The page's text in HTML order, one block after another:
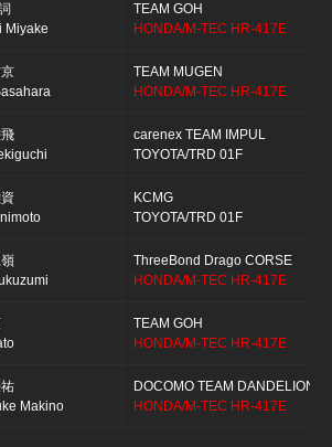
Miyake
TEAM GOH
HONDA/M-TEC HR-417E
TEAM MUGEN
HONDA/M-TEC HR-417E
carenex TEAM IMPUL
TOYOTA/TRD 01F
KCMG
TOYOTA/TRD 01F
ThreeBond Drago CORSE
HONDA/M-TEC HR-417E
TEAM GOH
HONDA/M-TEC HR-417E
Makino
DOCOMO TEAM DANDELION
HONDA/M-TEC HR-417E